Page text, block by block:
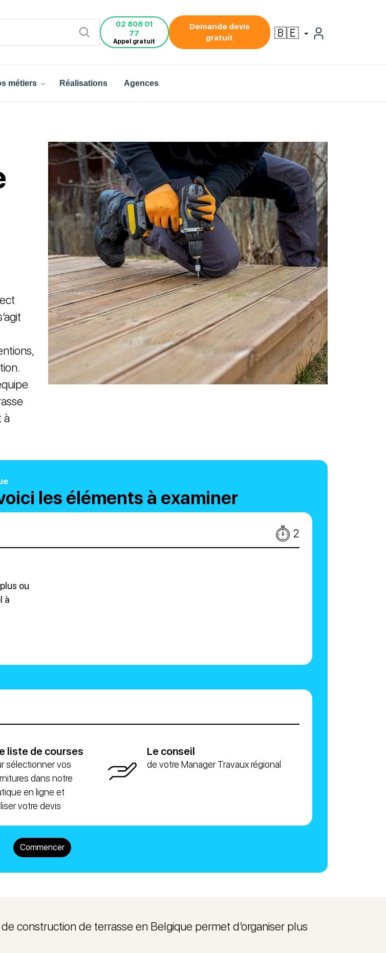
02 808 01
77
Appel gratuit
Demande devis
gratuit
🇧🇪
métiers Réalisations Agences
à
les éléments à examiner
2
ou
à
liste de courses
sélectionner vos
dans notre
en ligne et
votre devis
Le conseil
de votre Manager Travaux régional
Commencer
construction de terrasse en Belgique permet d’organiser plus